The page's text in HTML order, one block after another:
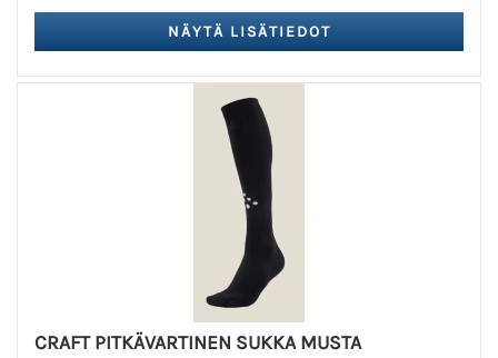
CRAFT PITKÄVARTINEN SUKKA MUSTA